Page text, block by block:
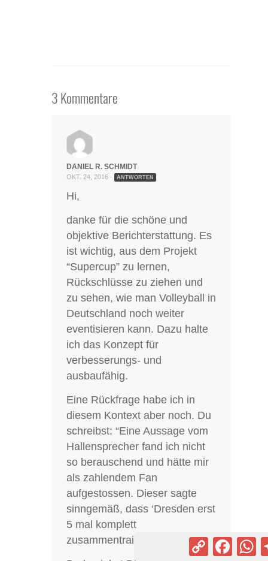
3 Kommentare
DANIEL R. SCHMIDT
OKT. 24, 2016 - ANTWORTEN
Hi,
danke für die schöne und
objektive Berichterstattung. Es
ist wichtig, aus dem Projekt
“Supercup” zu lernen,
Rückschlüsse zu ziehen und
zu sehen, wie man Volleyball in
Deutschland noch weiter
eventisieren kann. Dazu halte
ich das Konzept für
verbesserungs- und
ausbaufähig.
Eine Rückfrage habe ich in
diesem Kontext aber noch. Du
schreibst: “Eine Aussage vom
Hallensprecher fand ich nicht
so berauschend und hätte mir
als zahlendem Fan
aufgestossen. Dieser sagte
sinngemäß, dass ‘Dresden erst
5 mal komplett
zusammentrainiert hat.'”
Copy
Link
Facebook